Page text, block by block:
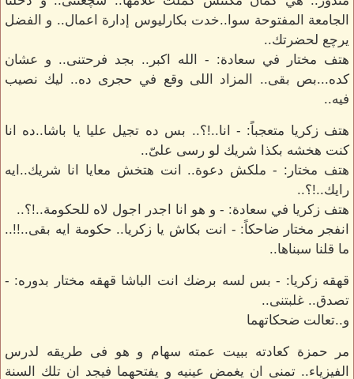
الجامعة المفتوحة سوا..خدت بكارليوس إدارة اعمال.. و الفضل
يرچع لحضرتك..
هتف مختار في سعادة: - الله اكبر.. بجد فرحتنى.. و عشان
كده...بص بقى.. المزاد اللى وقع في حجرى ده.. ليك نصيب
فيه..
هتف زكريا متعجباً: - انا..!؟.. بس ده تجيل عليا يا باشا..ده انا
كنت هخشه بكذا شريك لو رسى علىّ..
هتف مختار: - ملكش دعوة.. انت هتخش معايا انا شريك..ايه
رايك..!؟..
هتف زكريا في سعادة: - و هو انا اجدر اجول لاه للحكومة..!؟..
انفجر مختار ضاحكاً: - انت بكاش يا زكريا.. حكومة ايه بقى..!!..
ما قلنا سبناها..
قهقه زكريا: - بس لسه برضك انت الباشا قهقه مختار بدوره: -
تصدق.. غلبتنى..
و..تعالت ضحكاتهما
مر حمزة كعادته ببيت عمته سهام و هو فى طريقه لدرس
الفيزياء.. تمنى ان يغمض عينيه و يفتحهما فيجد ان تلك السنة